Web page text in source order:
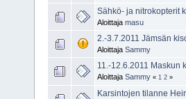
Sähkö- ja nitrokopterit
Aloittaja masu
2.-3.7.2011 Jämsän
Aloittaja Sammy
11.-12.6.2011 Maskun
Aloittaja Sammy « 1 2 »
Karsintojen tilanne